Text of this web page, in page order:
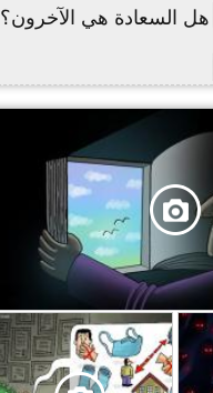
هل السعادة هي الآخرون؟
,